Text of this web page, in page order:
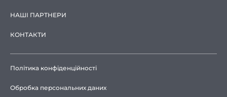
НАШІ ПАРТНЕРИ
КОНТАКТИ
Політика конфіденційності
Обробка персональних даних